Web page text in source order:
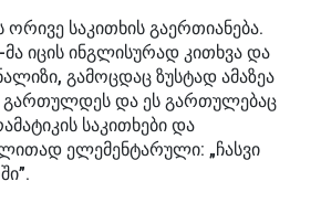
ორივე საკითხის გაერთიანება.
მა იცის ინგლისურად კითხვა და
გამოცდაც ზუსტად ამაზეა
და ეს გართულებაც
საკითხები და
ელემენტარული: „ჩასვი